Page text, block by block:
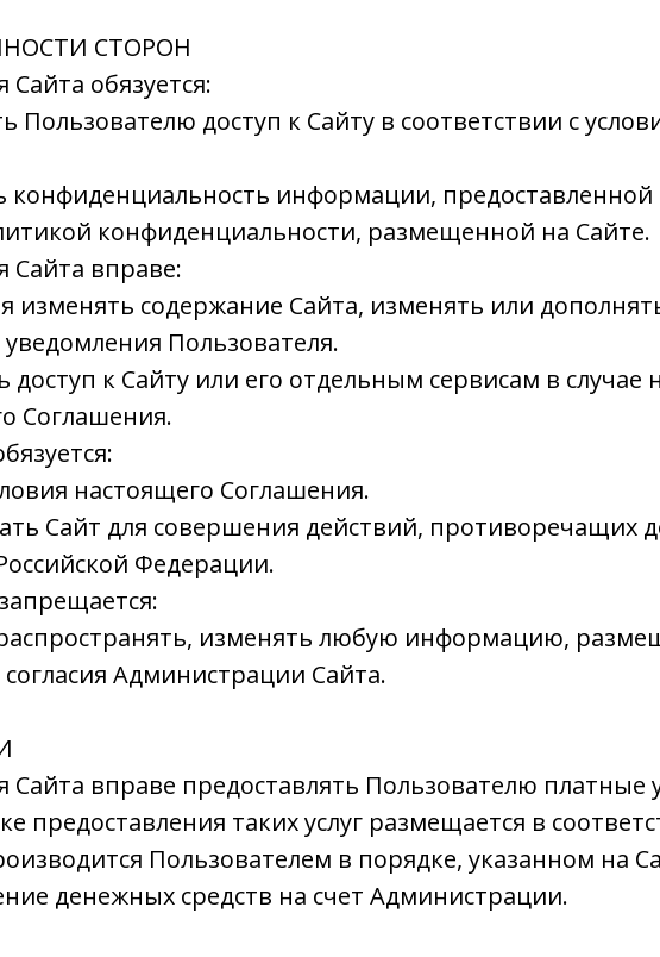
СТОРОН
обязуется:
Пользователю доступ к Сайту в соответствии с
конфиденциальность информации,
конфиденциальности, размещенной на Сайте.
Сайта вправе:
изменять содержание Сайта, изменять или
Пользователя.
доступ к Сайту или его отдельным сервисам в
Соглашения.
настоящего Соглашения.
Сайт для совершения действий, противоречащих
Федерации.
изменять любую информацию,
Администрации Сайта.
Сайта вправе предоставлять Пользователю платные
предоставления таких услуг размещается в
Пользователем в порядке, указанном на
денежных средств на счет Администрации.